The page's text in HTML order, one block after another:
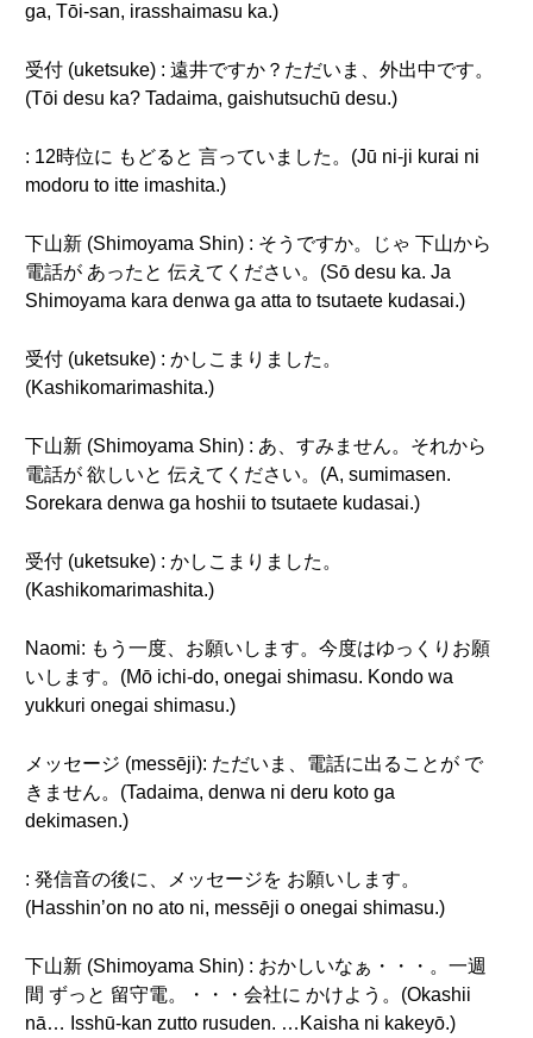
ga, Tōi-san, irasshaimasu ka.)
受付 (uketsuke) : 遠井ですか？ただいま、外出中です。
(Tōi desu ka? Tadaima, gaishutsuchū desu.)
: 12時位に もどると 言っていました。(Jū ni-ji kurai ni
modoru to itte imashita.)
下山新 (Shimoyama Shin) : そうですか。じゃ 下山から
電話が あったと 伝えてください。(Sō desu ka. Ja
Shimoyama kara denwa ga atta to tsutaete kudasai.)
受付 (uketsuke) : かしこまりました。
(Kashikomarimashita.)
下山新 (Shimoyama Shin) : あ、すみません。それから
電話が 欲しいと 伝えてください。(A, sumimasen.
Sorekara denwa ga hoshii to tsutaete kudasai.)
受付 (uketsuke) : かしこまりました。
(Kashikomarimashita.)
Naomi: もう一度、お願いします。今度はゆっくりお願
いします。(Mō ichi-do, onegai shimasu. Kondo wa
yukkuri onegai shimasu.)
メッセージ (messēji): ただいま、電話に出ることが で
きません。(Tadaima, denwa ni deru koto ga
dekimasen.)
: 発信音の後に、メッセージを お願いします。
(Hasshin’on no ato ni, messēji o onegai shimasu.)
下山新 (Shimoyama Shin) : おかしいなぁ・・・。一週
間 ずっと 留守電。・・・会社に かけよう。(Okashii
nā… Isshū-kan zutto rusuden. …Kaisha ni kakeyō.)